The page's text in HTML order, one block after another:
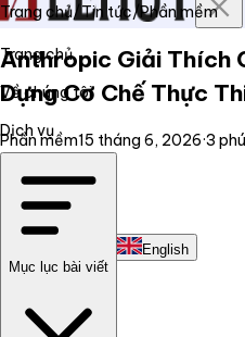
Trang chủ
Về chúng tôi
Dịch vụ
Liên hệ
English
Trang chủ/Tin tức/Phần mềm
Anthropic Giải Thích
Dựng Cơ Chế Thực
Phần mềm15 tháng 6, 2026·3
Mục lục bài viết